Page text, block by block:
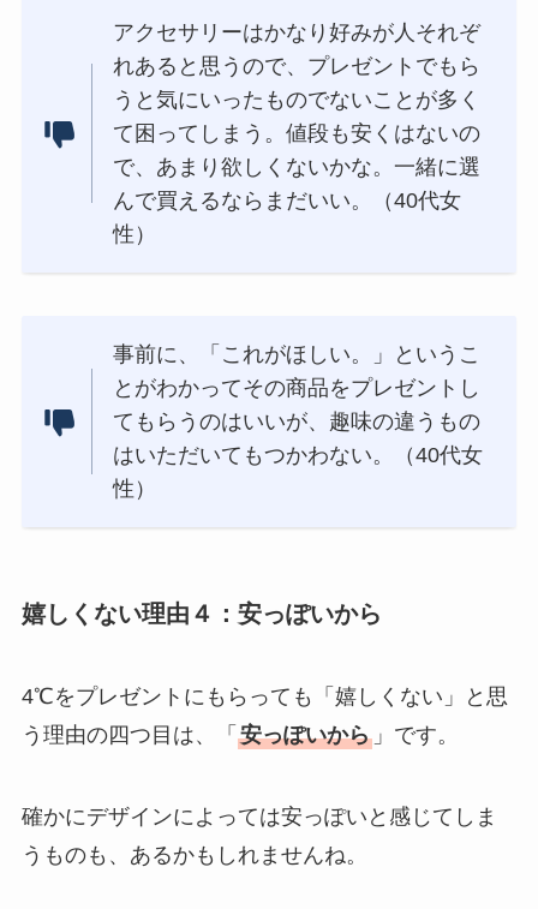
アクセサリーはかなり好みが人それぞ
れあると思うので、プレゼントでもら
うと気にいったものでないことが多く
て困ってしまう。値段も安くはないの
で、あまり欲しくないかな。一緒に選
んで買えるならまだいい。（40代女
性）
事前に、「これがほしい。」というこ
とがわかってその商品をプレゼントし
てもらうのはいいが、趣味の違うもの
はいただいてもつかわない。（40代女
性）
嬉しくない理由４：安っぽいから
4℃をプレゼントにもらっても「嬉しくない」と思
う理由の四つ目は、「 安っぽいから」です。
確かにデザインによっては安っぽいと感じてしま
うものも、あるかもしれませんね。